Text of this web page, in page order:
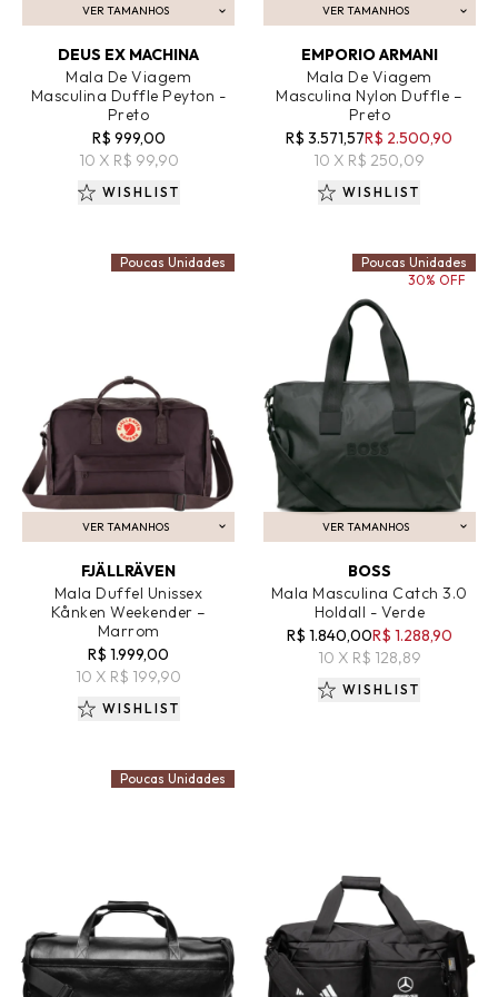
VER TAMANHOS
ADICIONAR AO CARRINHO
DEUS EX MACHINA
Mala De Viagem
Masculina Duffle Peyton -
Preto
R$ 999,00
10 X R$ 99,90
WISHLIST
VER TAMANHOS
ADICIONAR AO CARRINHO
EMPORIO ARMANI
Mala De Viagem
Masculina Nylon Duffle –
Preto
R$ 3.571,57R$ 2.500,90
10 X R$ 250,09
WISHLIST
VER TAMANHOS
ADICIONAR AO CARRINHO
FJÄLLRÄVEN
Mala Duffel Unissex
Kånken Weekender –
Marrom
R$ 1.999,00
10 X R$ 199,90
Poucas Unidades
WISHLIST
VER TAMANHOS
ADICIONAR AO CARRINHO
BOSS
Mala Masculina Catch 3.0
Holdall - Verde
R$ 1.840,00R$ 1.288,90
10 X R$ 128,89
Poucas Unidades
30% OFF
WISHLIST
Poucas Unidades